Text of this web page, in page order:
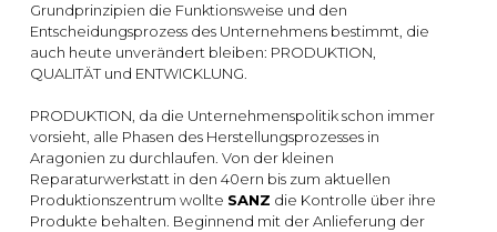
Grundprinzipien die Funktionsweise und den
Entscheidungsprozess des Unternehmens bestimmt, die
auch heute unverändert bleiben: PRODUKTION,
QUALITÄT und ENTWICKLUNG.
PRODUKTION, da die Unternehmenspolitik schon immer
vorsieht, alle Phasen des Herstellungsprozesses in
Aragonien zu durchlaufen. Von der kleinen
Reparaturwerkstatt in den 40ern bis zum aktuellen
Produktionszentrum wollte SANZ die Kontrolle über ihre
Produkte behalten. Beginnend mit der Anlieferung der